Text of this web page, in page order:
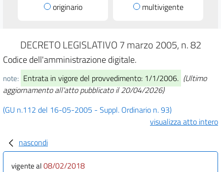
originario multivigente
DECRETO LEGISLATIVO 7 marzo 2005, n. 82
Codice dell'amministrazione digitale.
note: Entrata in vigore del provvedimento: 1/1/2006. (Ultimo
aggiornamento all'atto pubblicato il 20/04/2026)
(GU n.112 del 16-05-2005 - Suppl. Ordinario n. 93)
visualizza atto intero
nascondi
vigente al08/02/2018